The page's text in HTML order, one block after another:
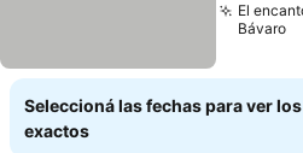
El
Bávaro
Seleccioná las fechas para ver
exactos